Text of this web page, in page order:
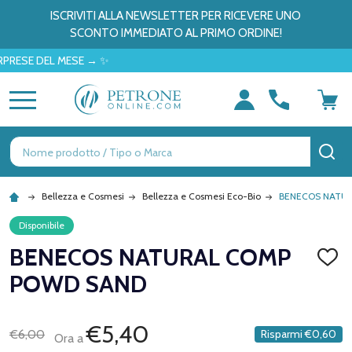
ISCRIVITI ALLA NEWSLETTER PER RICEVERE UNO
SCONTO IMMEDIATO AL PRIMO ORDINE!
DEL MESE → ✨
Ricerca
Bellezza e Cosmesi Bellezza e Cosmesi Eco-Bio BENECOS
Disponibile
BENECOS NATURAL COMP
POWD SAND
€6,00
Ora a€5,40 Risparmi €0,60